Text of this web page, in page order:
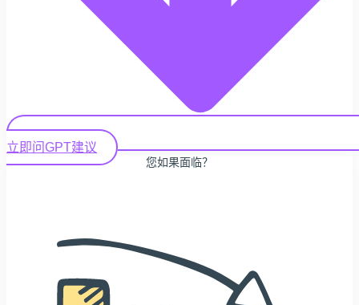
立即问GPT建议
您如果面临？